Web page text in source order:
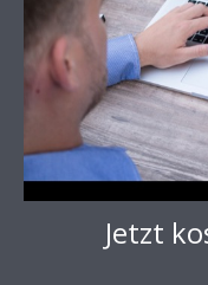
Jetzt